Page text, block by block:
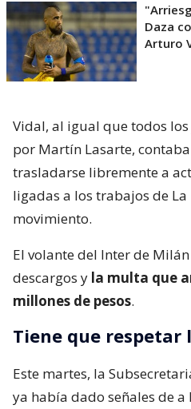
Daza
Arturo
Vidal, al igual que todos
por Martín Lasarte,
trasladarse libremente a
ligadas a los trabajos de
movimiento.
El volante del Inter de
descargos y la multa que
millones de pesos.
Tiene que respetar
Este martes, la
ya había dado señales de